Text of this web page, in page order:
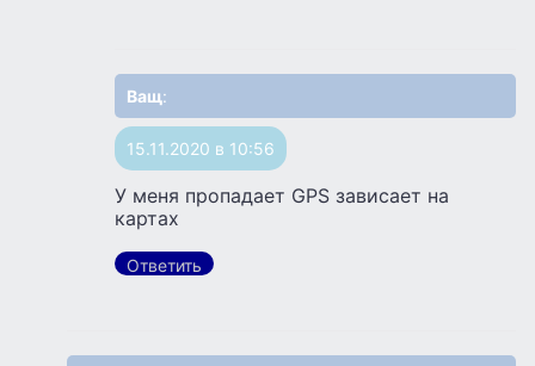
Ващ:
15.11.2020 в 10:56
У меня пропадает GPS зависает на
картах
Ответить